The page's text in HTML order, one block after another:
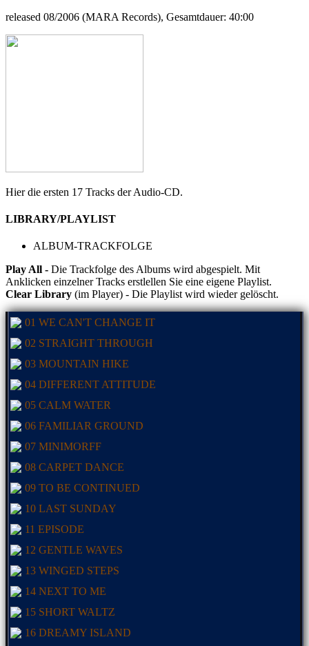
released 08/2006 (MARA Records), Gesamtdauer: 40:00
Hier die ersten 17 Tracks der Audio-CD.
LIBRARY/PLAYLIST
ALBUM-TRACKFOLGE
Play All - Die Trackfolge des Albums wird abgespielt. Mit
Anklicken einzelner Tracks erstlellen Sie eine eigene Playlist.
Clear Library (im Player) - Die Playlist wird wieder gelöscht.
01 WE CAN'T CHANGE IT
02 STRAIGHT THROUGH
03 MOUNTAIN HIKE
04 DIFFERENT ATTITUDE
05 CALM WATER
06 FAMILIAR GROUND
07 MINIMORFF
08 CARPET DANCE
09 TO BE CONTINUED
10 LAST SUNDAY
11 EPISODE
12 GENTLE WAVES
13 WINGED STEPS
14 NEXT TO ME
15 SHORT WALTZ
16 DREAMY ISLAND